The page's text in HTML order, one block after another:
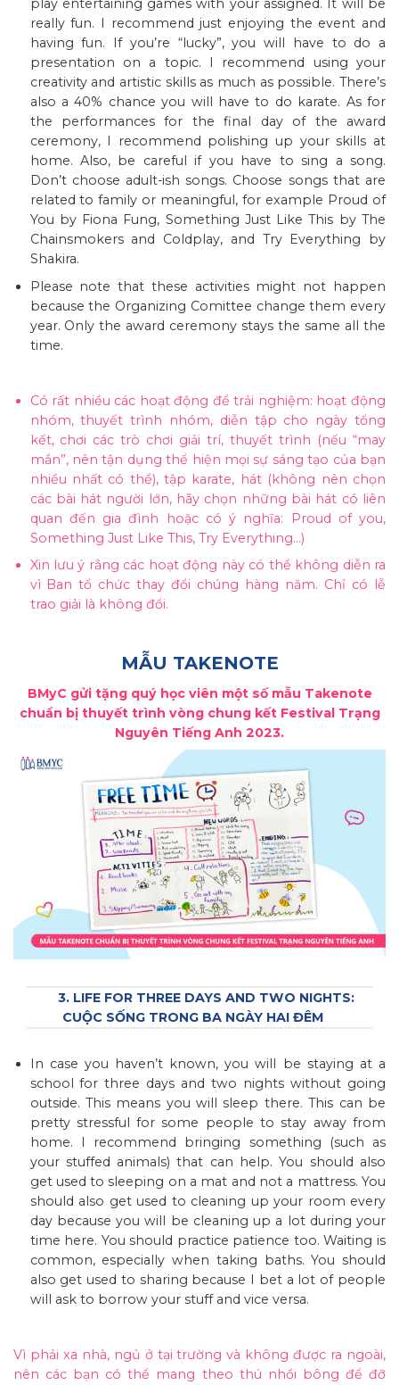
play entertaining games with your assigned. It will be
really fun. I recommend just enjoying the event and
having fun. If you’re “lucky”, you will have to do a
presentation on a topic. I recommend using your
creativity and artistic skills as much as possible. There’s
also a 40% chance you will have to do karate. As for
the performances for the final day of the award
ceremony, I recommend polishing up your skills at
home. Also, be careful if you have to sing a song.
Don’t choose adult-ish songs. Choose songs that are
related to family or meaningful, for example Proud of
You by Fiona Fung, Something Just Like This by The
Chainsmokers and Coldplay, and Try Everything by
Shakira.
Please note that these activities might not happen
because the Organizing Comittee change them every
year. Only the award ceremony stays the same all the
time.
Có rất nhiều các hoạt động để trải nghiệm: hoạt động
nhóm, thuyết trình nhóm, diễn tập cho ngày tổng
kết, chơi các trò chơi giải trí, thuyết trình (nếu “may
mắn”, nên tận dụng thể hiện mọi sự sáng tạo của bạn
nhiều nhất có thể), tập karate, hát (không nên chọn
các bài hát người lớn, hãy chọn những bài hát có liên
quan đến gia đình hoặc có ý nghĩa: Proud of you,
Something Just Like This, Try Everything…)
Xin lưu ý rằng các hoạt động này có thể không diễn ra
vì Ban tổ chức thay đổi chúng hàng năm. Chỉ có lễ
trao giải là không đổi.
MẪU TAKENOTE
BMyC gửi tặng quý học viên một số mẫu Takenote
chuẩn bị thuyết trình vòng chung kết Festival Trạng
Nguyên Tiếng Anh 2023.
3. LIFE FOR THREE DAYS AND TWO NIGHTS:
CUỘC SỐNG TRONG BA NGÀY HAI ĐÊM
In case you haven’t known, you will be staying at a
school for three days and two nights without going
outside. This means you will sleep there. This can be
pretty stressful for some people to stay away from
home. I recommend bringing something (such as
your stuffed animals) that can help. You should also
get used to sleeping on a mat and not a mattress. You
should also get used to cleaning up your room every
day because you will be cleaning up a lot during your
time here. You should practice patience too. Waiting is
common, especially when taking baths. You should
also get used to sharing because I bet a lot of people
will ask to borrow your stuff and vice versa.
Vì phải xa nhà, ngủ ở tại trường và không được ra ngoài,
nên các bạn có thể mang theo thú nhồi bông để đỡ